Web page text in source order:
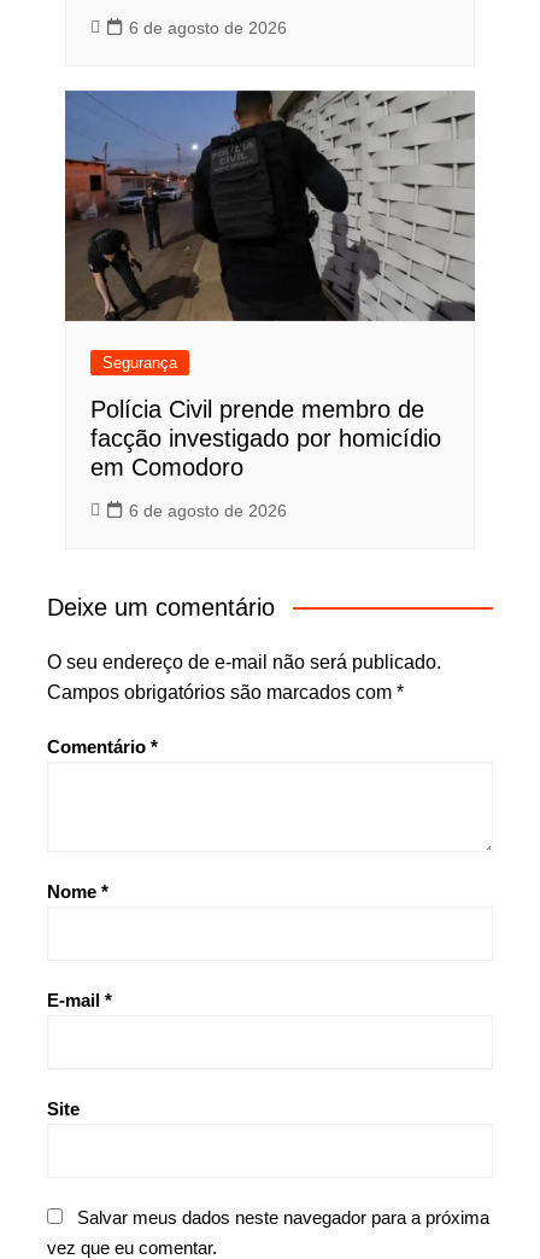
6 de agosto de 2026
Segurança
Polícia Civil prende membro de
facção investigado por homicídio
em Comodoro
6 de agosto de 2026
Deixe um comentário
O seu endereço de e-mail não será publicado.
Campos obrigatórios são marcados com *
Comentário *
Nome *
E-mail *
Site
Salvar meus dados neste navegador para a próxima
vez que eu comentar.